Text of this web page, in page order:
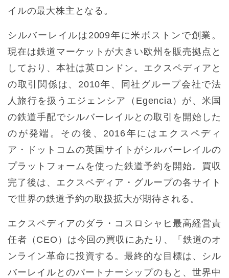
イルの最大株主となる。
シルバーレイルは2009年に米ボストンで創業。
現在は鉄道マーケットが大きい欧州を販売拠点と
しており、本社は英ロンドン。エクスペディアと
の取引関係は、2010年、同社グループ会社で法
人旅行を扱うエジェンシア（Egencia）が、米国
の鉄道手配でシルバーレイルとの取引を開始した
のが発端。その後、2016年にはエクスペディ
ア・ドットコムの英国サイトがシルバーレイルの
プラットフォームを使った鉄道予約を開始。買収
完了後は、エクスペディア・グループの各サイト
で世界の鉄道予約の取扱拡大が期待される。
エクスペディアのダラ・コスロシャヒ最高経営責
任者（CEO）は今回の買収にあたり、「鉄道のオ
ンライン革命に投資する。最終的な目標は、シル
バーレイルとのパートナーシップのもと、世界中